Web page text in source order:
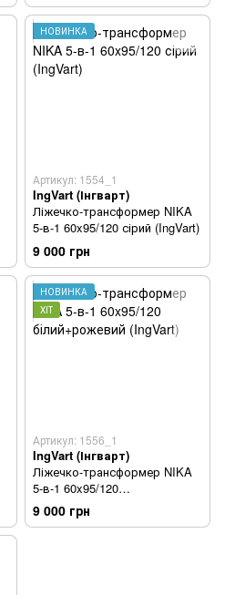
НОВИНКА
Артикул: 1554_1
IngVart (Інгварт)
Ліжечко-трансформер NIKA
5-в-1 60x95/120 сірий (IngVart)
9 000 грн
НОВИНКА
ХІТ
Артикул: 1556_1
IngVart (Інгварт)
Ліжечко-трансформер NIKA
5-в-1 60x95/120
білий+рожевий (IngVart)
9 000 грн